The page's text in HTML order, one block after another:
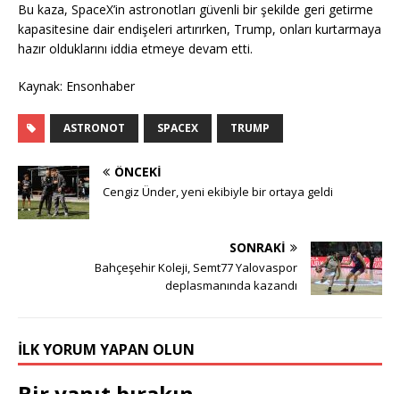
Bu kaza, SpaceX’in astronotları güvenli bir şekilde geri getirme
kapasitesine dair endişeleri artırırken, Trump, onları kurtarmaya
hazır olduklarını iddia etmeye devam etti.
Kaynak: Ensonhaber
ASTRONOT SPACEX TRUMP
ÖNCEKI
Cengiz Ünder, yeni ekibiyle bir ortaya geldi
SONRAKI
Bahçeşehir Koleji, Semt77 Yalovaspor
deplasmanında kazandı
İLK YORUM YAPAN OLUN